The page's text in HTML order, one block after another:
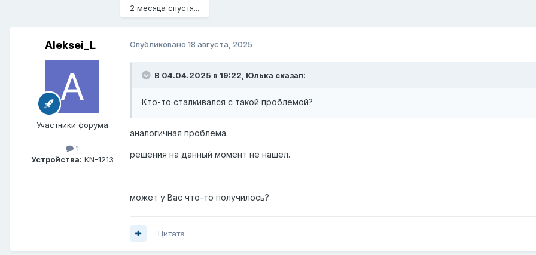
2 месяца спустя...
Aleksei_L
Участники форума
1
Устройства: KN-1213
Опубликовано 18 августа, 2025
В 04.04.2025 в 19:22, Юлька сказал:
Кто-то сталкивался с такой проблемой?
аналогичная проблема.
решения на данный момент не нашел.
может у Вас что-то получилось?
Цитата